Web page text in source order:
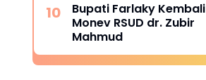
Bupati Farlaky Kembali
Monev RSUD dr. Zubir
Mahmud